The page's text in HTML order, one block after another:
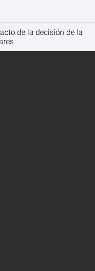
de la decisión de la